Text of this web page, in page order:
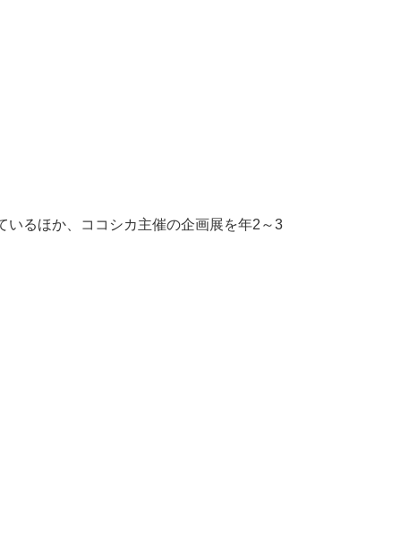
いるほか、ココシカ主催の企画展を年2～3